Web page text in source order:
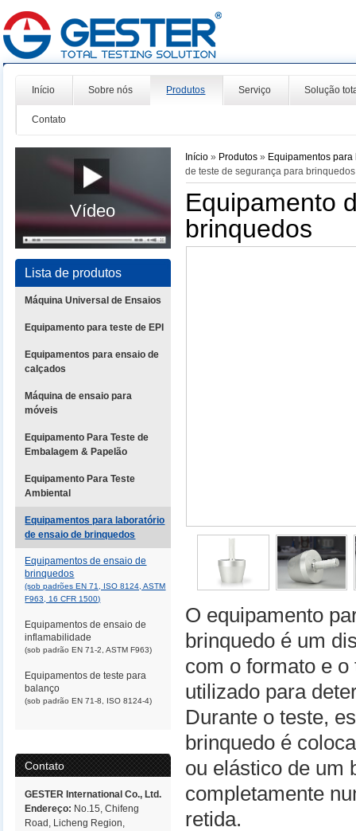
Início Sobre nós Produtos Serviço Solução
Contato
Vídeo
Lista de produtos
Máquina Universal de Ensaios
Equipamento para teste de EPI
Equipamentos para ensaio de
calçados
Máquina de ensaio para
móveis
Equipamento Para Teste de
Embalagem & Papelão
Equipamento Para Teste
Ambiental
Equipamentos para laboratório
de ensaio de brinquedos
Equipamentos de ensaio de
brinquedos
(sob padrões EN 71, ISO 8124, ASTM
F963, 16 CFR 1500)
Equipamentos de ensaio de
inflamabilidade
(sob padrão EN 71-2, ASTM F963)
Equipamentos de teste para
balanço
(sob padrão EN 71-8, ISO 8124-4)
Contato
GESTER International Co., Ltd.
Endereço: No.15, Chifeng
Road, Licheng Region,
Início » Produtos» Equipamentos
de teste de segurança para brinquedos
Equipamento
brinquedos
O equipamento
brinquedo é um
com o formato e
utilizado para
Durante o teste,
brinquedo é
ou elástico de um
completamente
retida.